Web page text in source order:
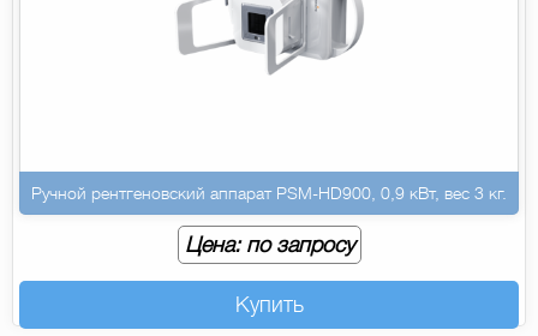
Ручной рентгеновский аппарат PSM-HD900, 0,9 кВт, вес 3 кг.
Цена: по запросу
Купить